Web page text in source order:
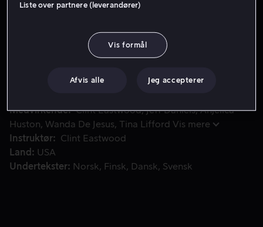
En tidligere profilspecialist hos FBI, som for nylig har
En tidligere profilspecialist hos FBI, som for nylig har
fået en hjertetransplantation, vender tilbage for at
som specialistens.
Medvirkende Clint Eastwood Jeff Daniels Anjelica
Huston Wanda De Jesus Tina Lifford Vis mere
Instruktør
Clint Eastwood
Land
USA
Undertekster
Norsk Finsk Dansk Svensk
Liste over partnere (leverandører)
Vis formål
Afvis alle Jeg accepterer